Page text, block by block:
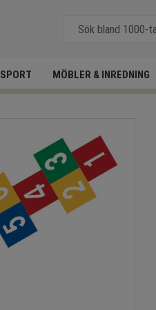
SPORT MÖBLER & INREDNING